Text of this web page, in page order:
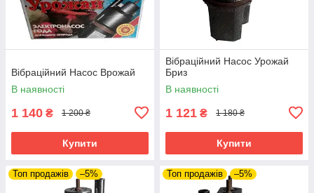
Вібраційний Насос Врожай
В наявності
1 140 ₴ 1 200 ₴
Купити
Вібраційний Насос Урожай
Бриз
В наявності
1 121 ₴ 1 180 ₴
Купити
Топ продажів –5% Топ продажів –5%